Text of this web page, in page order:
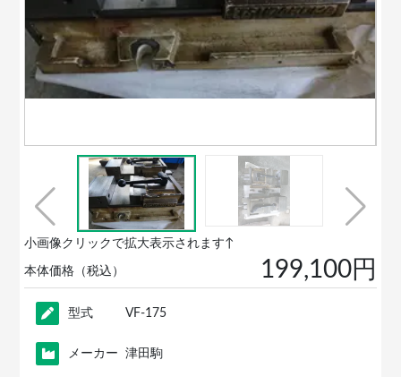
小画像クリックで拡大表示されます↑
本体価格（税込） 199,100円
型式 VF-175
メーカー 津田駒